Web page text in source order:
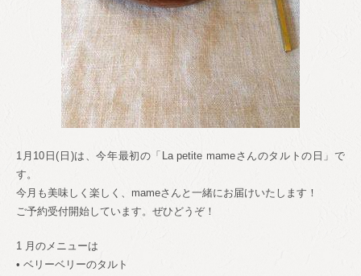
1月10日(日)は、今年最初の「La petite mameさんのタルトの日」で
す。
今月も美味しく楽しく、mameさんと一緒にお届けいたします！
ご予約受付開始しています。ぜひどうぞ！
1 月のメニューは
• ベリーベリーのタルト